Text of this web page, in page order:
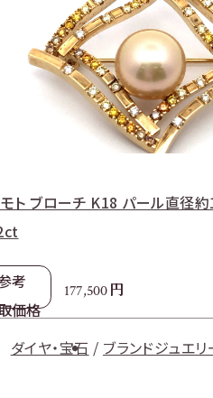
ト ブローチ K18 パール直径
考
価格
177,500 円
ダイヤ・宝石 ブランドジュエリ